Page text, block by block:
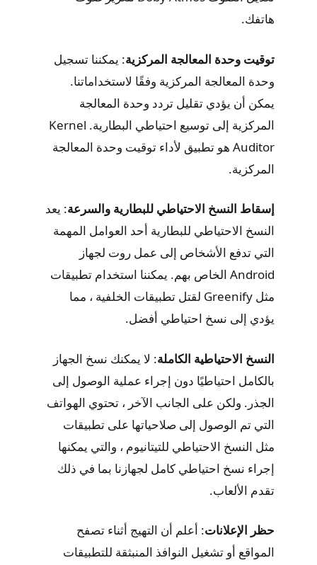
هاتفك.
توقيت وحدة المعالجة المركزية: يمكننا تسجيل
وحدة المعالجة المركزية وفقًا لاستخداماتنا.
يمكن أن يؤدي تقليل تردد وحدة المعالجة
المركزية إلى توسيع احتياطي البطارية. Kernel
Auditor هو تطبيق لأداء توقيت وحدة المعالجة
المركزية.
إسقاط النسخ الاحتياطي للبطارية والسرعة: يعد
النسخ الاحتياطي للبطارية أحد العوامل المهمة
التي تدفع الأشخاص إلى عمل روت لجهاز
Android الخاص بهم. يمكننا استخدام تطبيقات
مثل Greenify لقتل تطبيقات الخلفية ، مما
يؤدي إلى نسخ احتياطي أفضل.
النسخ الاحتياطية الكاملة: لا يمكنك نسخ الجهاز
بالكامل احتياطيًا دون إجراء عملية الوصول إلى
الجذر. ولكن على الجانب الآخر ، تحتوي الهواتف
التي تم الوصول إلى صلاحياتها على تطبيقات
مثل النسخ الاحتياطي للتيتانيوم ، والتي يمكنها
إجراء نسخ احتياطي كامل لجهازنا بما في ذلك
تقدم الألعاب.
حظر الإعلانات: أعلم أن التهيج أثناء تصفح
المواقع أو تشغيل النوافذ المنبثقة للتطبيقات